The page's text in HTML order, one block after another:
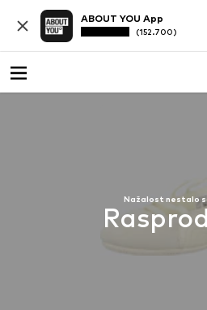
ABOUT YOU App
(152.700)
Nažalost nestalo